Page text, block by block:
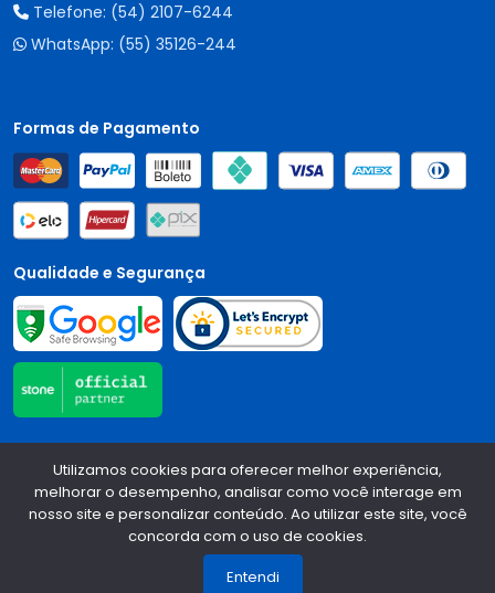
Telefone: (54) 2107-6244
WhatsApp: (55) 35126-244
Formas de Pagamento
Qualidade e Segurança
Central Auto Peças - CNPJ: 90.196.999/0001-89
Todos os
direitos reservados.2026
Desenvolvido Por:
Utilizamos cookies para oferecer melhor experiência,
melhorar o desempenho, analisar como você interage em
nosso site e personalizar conteúdo. Ao utilizar este site, você
concorda com o uso de cookies.
Entendi